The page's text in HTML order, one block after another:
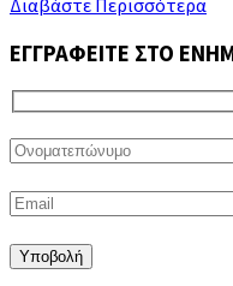
Διαβάστε Περισσότερα
ΕΓΓΡΑΦΕΙΤΕ ΣΤΟ